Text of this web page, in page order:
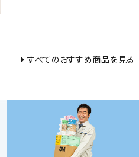
すべてのおすすめ商品を見る